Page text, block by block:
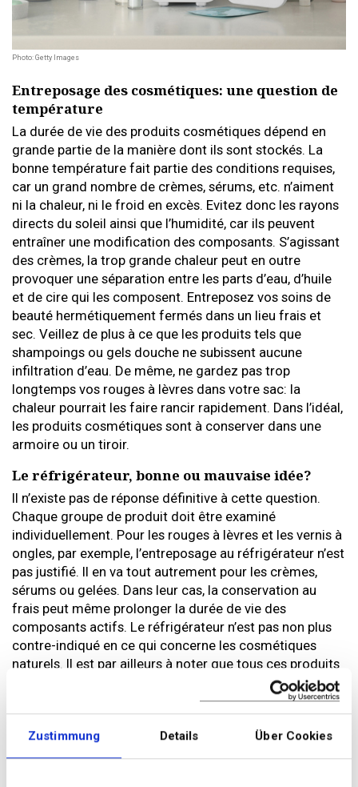
Zustimmung Details Über Cookies
Photo: Getty Images
Entreposage des cosmétiques: une question de
température
La durée de vie des produits cosmétiques dépend en
grande partie de la manière dont ils sont stockés. La
bonne température fait partie des conditions requises,
car un grand nombre de crèmes, sérums, etc. n’aiment
ni la chaleur, ni le froid en excès. Evitez donc les rayons
directs du soleil ainsi que l’humidité, car ils peuvent
entraîner une modification des composants. S’agissant
des crèmes, la trop grande chaleur peut en outre
provoquer une séparation entre les parts d’eau, d’huile
et de cire qui les composent. Entreposez vos soins de
beauté hermétiquement fermés dans un lieu frais et
sec. Veillez de plus à ce que les produits tels que
shampoings ou gels douche ne subissent aucune
infiltration d’eau. De même, ne gardez pas trop
longtemps vos rouges à lèvres dans votre sac: la
chaleur pourrait les faire rancir rapidement. Dans l’idéal,
les produits cosmétiques sont à conserver dans une
armoire ou un tiroir.
Le réfrigérateur, bonne ou mauvaise idée?
Il n’existe pas de réponse définitive à cette question.
Chaque groupe de produit doit être examiné
individuellement. Pour les rouges à lèvres et les vernis à
ongles, par exemple, l’entreposage au réfrigérateur n’est
pas justifié. Il en va tout autrement pour les crèmes,
sérums ou gelées. Dans leur cas, la conservation au
frais peut même prolonger la durée de vie des
composants actifs. Le réfrigérateur n’est pas non plus
contre-indiqué en ce qui concerne les cosmétiques
naturels. Il est par ailleurs à noter que tous ces produits
peuvent très bien être stockés dans un endroit
Voici par contre les cosmétiques qui ne doivent en
aucun cas être entreposés au réfrigérateur: